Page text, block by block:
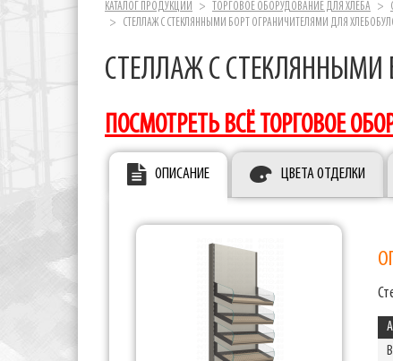
КАТАЛОГ ПРОДУКЦИИ ТОРГОВОЕ ОБОРУДОВАНИЕ ДЛЯ ХЛЕБА
СТЕЛЛАЖ С СТЕКЛЯННЫМИ БОРТ ОГРАНИЧИТЕЛЯМИ ДЛЯ
СТЕЛЛАЖ С СТЕКЛЯННЫМИ
ПОСМОТРЕТЬ ВСЁ ТОРГОВОЕ
ОПИСАНИЕ ЦВЕТА ОТДЕЛКИ